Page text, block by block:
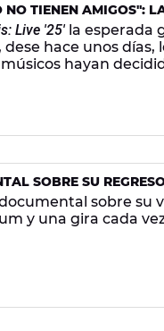
TIENEN AMIGOS":
DE LOS
Live '25' la esperada
hace unos
hayan
SOBRE SU
sobre su
y una gira cada